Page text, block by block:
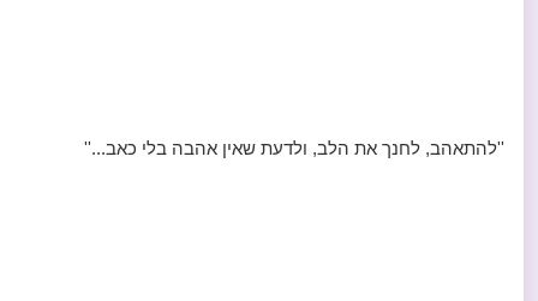
''להתאהב, לחנך את הלב, ולדעת שאין אהבה בלי כאב...''